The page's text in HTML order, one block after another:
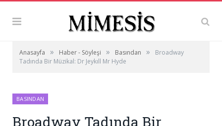
Anasayfa » Haber - Söyleşi » Basından »
Broadway
Tadında Bir Müzikal: Dr Jeykıll Mr Hyde
BASINDAN
Broadway Tadında Bir